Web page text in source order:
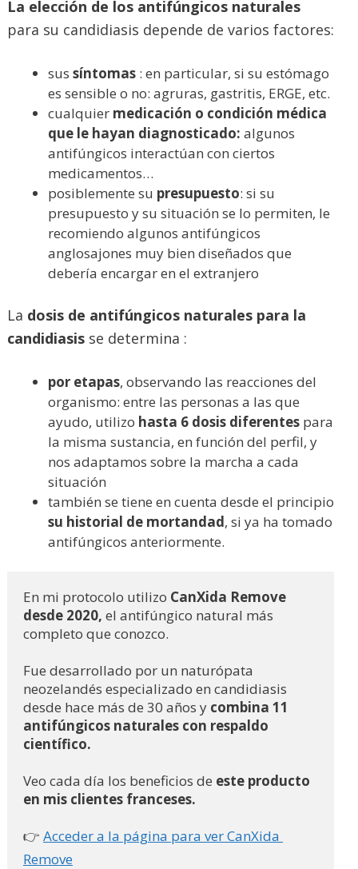
La elección de los antifúngicos naturales
para su candidiasis depende de varios factores:
sus síntomas : en particular, si su estómago
es sensible o no: agruras, gastritis, ERGE, etc.
cualquier medicación o condición médica
que le hayan diagnosticado: algunos
antifúngicos interactúan con ciertos
medicamentos…
posiblemente su presupuesto: si su
presupuesto y su situación se lo permiten, le
recomiendo algunos antifúngicos
anglosajones muy bien diseñados que
debería encargar en el extranjero
La dosis de antifúngicos naturales para la
candidiasis se determina :
por etapas, observando las reacciones del
organismo: entre las personas a las que
ayudo, utilizo hasta 6 dosis diferentes para
la misma sustancia, en función del perfil, y
nos adaptamos sobre la marcha a cada
situación
también se tiene en cuenta desde el principio
su historial de mortandad, si ya ha tomado
antifúngicos anteriormente.
En mi protocolo utilizo CanXida Remove
desde 2020, el antifúngico natural más
completo que conozco.
Fue desarrollado por un naturópata
neozelandés especializado en candidiasis
desde hace más de 30 años y combina 11
antifúngicos naturales con respaldo
científico.
Veo cada día los beneficios de este producto
en mis clientes franceses.
👉 Acceder a la página para ver CanXida
Remove